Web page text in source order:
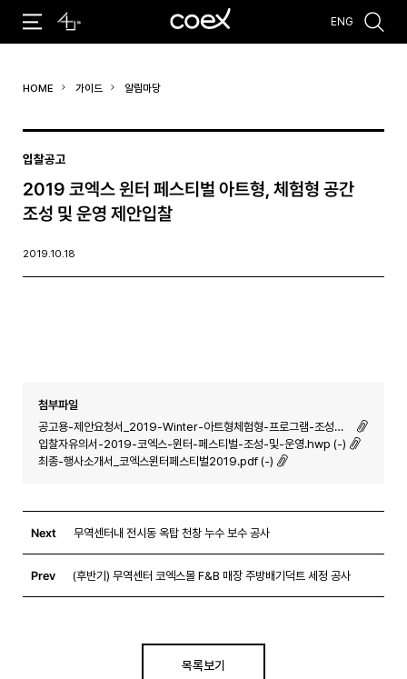
#코엑스 전시 #행사
ENG
HOME 가이드 알림마당
입찰공고
2019 코엑스 윈터 페스티벌 아트형, 체험형 공간
조성 및 운영 제안입찰
2019.10.18
첨부파일
공고용-제안요청서_2019-Winter-아트형체험형-프로그램-조성운영최종.hwp (-)
입찰자유의서-2019-코엑스-윈터-페스티벌-조성-및-운영.hwp (-)
최종-행사소개서_코엑스윈터페스티벌2019.pdf (-)
Next 무역센터내 전시동 옥탑 천창 누수 보수 공사
Prev (후반기) 무역센터 코엑스몰 F&B 매장 주방배기덕트 세정 공사
목록보기